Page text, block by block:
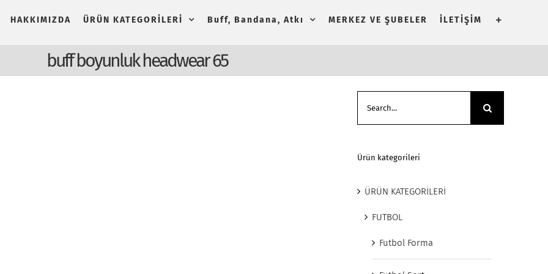
HAKKIMIZDA ÜRÜN KATEGORİLERİ Buff, Bandana, Atkı MERKEZ VE ŞUBELER İLETİŞİM
buff boyunluk headwear 65
Ürün kategorileri
ÜRÜN KATEGORİLERİ
FUTBOL
Futbol Forma